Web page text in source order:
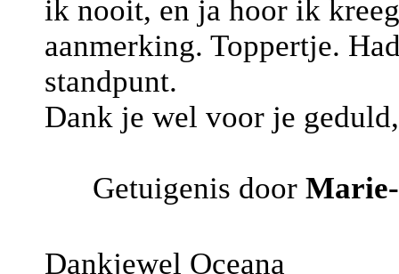
ik nooit, en ja hoor ik
aanmerking. Toppertje.
standpunt.
Dank je wel voor je
Getuigenis door
Dankjewel Oceana